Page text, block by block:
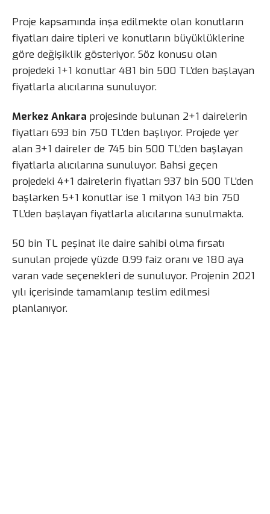
Proje kapsamında inşa edilmekte olan konutların
fiyatları daire tipleri ve konutların büyüklüklerine
göre değişiklik gösteriyor. Söz konusu olan
projedeki 1+1 konutlar 481 bin 500 TL’den başlayan
fiyatlarla alıcılarına sunuluyor.
Merkez Ankara projesinde bulunan 2+1 dairelerin
fiyatları 693 bin 750 TL’den başlıyor. Projede yer
alan 3+1 daireler de 745 bin 500 TL’den başlayan
fiyatlarla alıcılarına sunuluyor. Bahsi geçen
projedeki 4+1 dairelerin fiyatları 937 bin 500 TL’den
başlarken 5+1 konutlar ise 1 milyon 143 bin 750
TL’den başlayan fiyatlarla alıcılarına sunulmakta.
50 bin TL peşinat ile daire sahibi olma fırsatı
sunulan projede yüzde 0.99 faiz oranı ve 180 aya
varan vade seçenekleri de sunuluyor. Projenin 2021
yılı içerisinde tamamlanıp teslim edilmesi
planlanıyor.